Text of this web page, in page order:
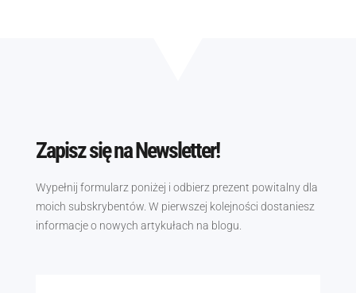
Zapisz się na Newsletter!
Wypełnij formularz poniżej i odbierz prezent powitalny dla
moich subskrybentów. W pierwszej kolejności dostaniesz
informacje o nowych artykułach na blogu.